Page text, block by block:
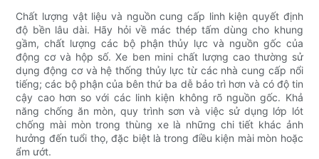
Chất lượng vật liệu và nguồn cung cấp linh kiện quyết định
độ bền lâu dài. Hãy hỏi về mác thép tấm dùng cho khung
gầm, chất lượng các bộ phận thủy lực và nguồn gốc của
động cơ và hộp số. Xe ben mini chất lượng cao thường sử
dụng động cơ và hệ thống thủy lực từ các nhà cung cấp nổi
tiếng; các bộ phận của bên thứ ba dễ bảo trì hơn và có độ tin
cậy cao hơn so với các linh kiện không rõ nguồn gốc. Khả
năng chống ăn mòn, quy trình sơn và việc sử dụng lớp lót
chống mài mòn trong thùng xe là những chi tiết khác ảnh
hưởng đến tuổi thọ, đặc biệt là trong điều kiện mài mòn hoặc
ẩm ướt.